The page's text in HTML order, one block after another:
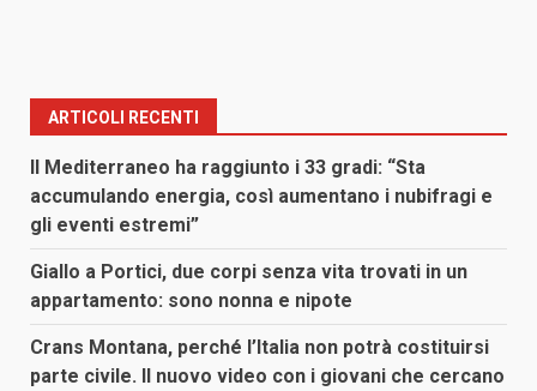
ARTICOLI RECENTI
Il Mediterraneo ha raggiunto i 33 gradi: “Sta
accumulando energia, così aumentano i nubifragi e
gli eventi estremi”
Giallo a Portici, due corpi senza vita trovati in un
appartamento: sono nonna e nipote
Crans Montana, perché l’Italia non potrà costituirsi
parte civile. Il nuovo video con i giovani che cercano